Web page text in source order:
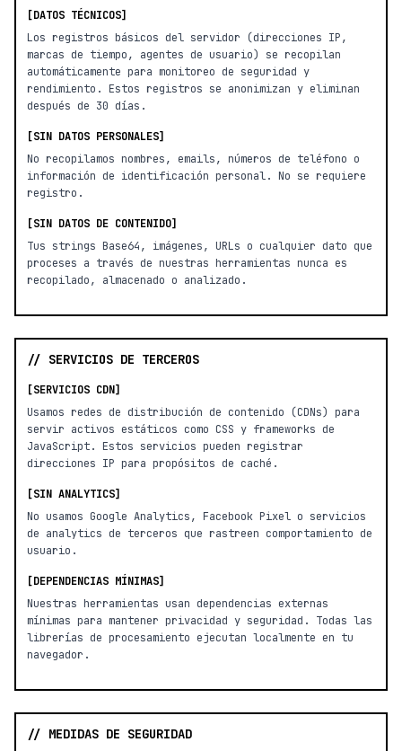
[DATOS TÉCNICOS]
Los registros básicos del servidor (direcciones IP,
marcas de tiempo, agentes de usuario) se recopilan
automáticamente para monitoreo de seguridad y
rendimiento. Estos registros se anonimizan y eliminan
después de 30 días.
[SIN DATOS PERSONALES]
No recopilamos nombres, emails, números de teléfono o
información de identificación personal. No se requiere
registro.
[SIN DATOS DE CONTENIDO]
Tus strings Base64, imágenes, URLs o cualquier dato que
proceses a través de nuestras herramientas nunca es
recopilado, almacenado o analizado.
// SERVICIOS DE TERCEROS
[SERVICIOS CDN]
Usamos redes de distribución de contenido (CDNs) para
servir activos estáticos como CSS y frameworks de
JavaScript. Estos servicios pueden registrar
direcciones IP para propósitos de caché.
[SIN ANALYTICS]
No usamos Google Analytics, Facebook Pixel o servicios
de analytics de terceros que rastreen comportamiento de
usuario.
[DEPENDENCIAS MÍNIMAS]
Nuestras herramientas usan dependencias externas
mínimas para mantener privacidad y seguridad. Todas las
librerías de procesamiento ejecutan localmente en tu
navegador.
// MEDIDAS DE SEGURIDAD